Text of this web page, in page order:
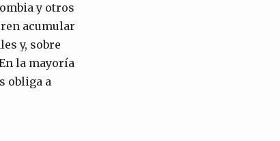
y otros
acumular
y, sobre
la mayoría
obliga a